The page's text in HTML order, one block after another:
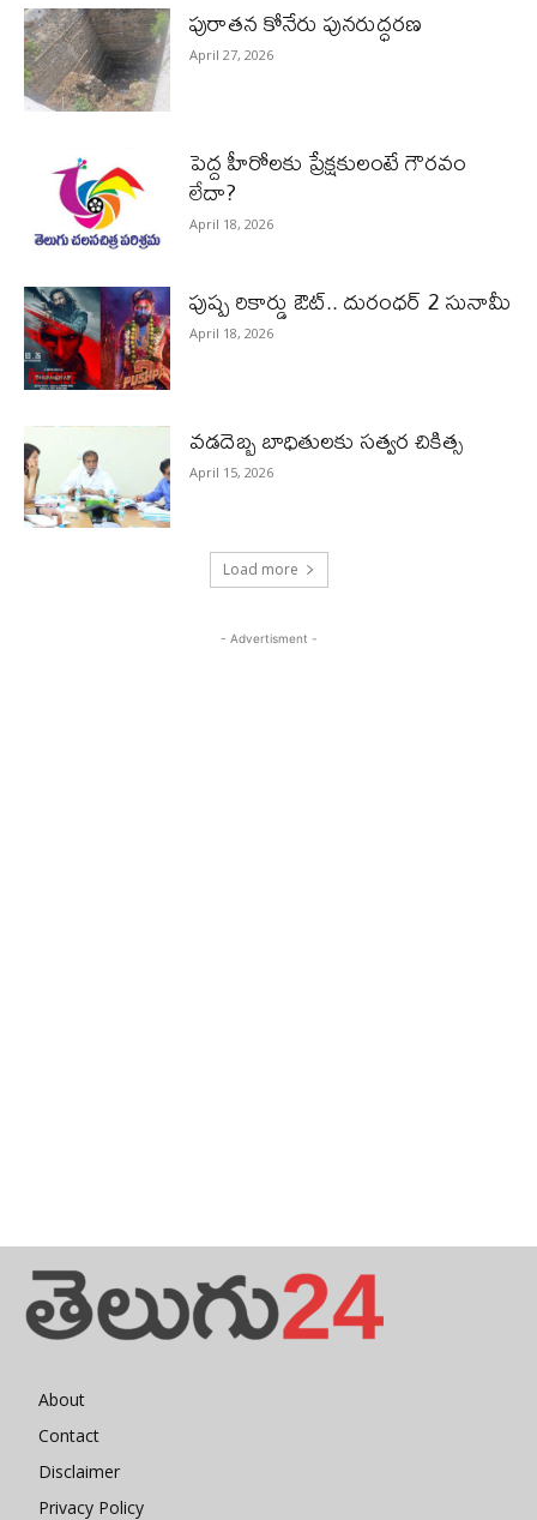
పురాత‌న కోనేరు పున‌రుద్ధ‌ర‌ణ
April 27, 2026
పెద్ద హీరోల‌కు ప్రేక్ష‌కులంటే గౌర‌వం
లేదా?
April 18, 2026
పుష్ప రికార్డు ఔట్‌.. దురంధ‌ర్ 2 సునామీ
April 18, 2026
వడదెబ్బ బాధితులకు సత్వర చికిత్స
April 15, 2026
Load more
- Advertisment -
About
Contact
Disclaimer
Privacy Policy